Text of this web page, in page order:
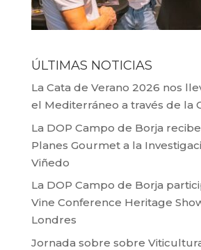
ÚLTIMAS NOTICIAS
La Cata de Verano 2026 nos
el Mediterráneo a través de la
La DOP Campo de Borja
Planes Gourmet a la
Viñedo
La DOP Campo de Borja
Vine Conference Heritage
Londres
Jornada sobre sobre